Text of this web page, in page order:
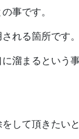
事です。
れる箇所です。
溜まるという
して頂きたいと